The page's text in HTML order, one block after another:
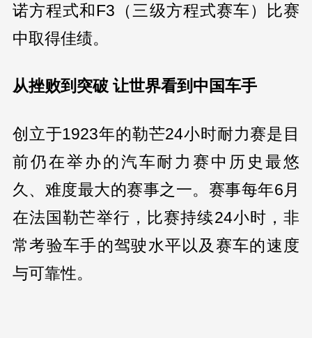
诺方程式和F3（三级方程式赛车）比赛
中取得佳绩。
从挫败到突破 让世界看到中国车手
创立于1923年的勒芒24小时耐力赛是目
前仍在举办的汽车耐力赛中历史最悠
久、难度最大的赛事之一。赛事每年6月
在法国勒芒举行，比赛持续24小时，非
常考验车手的驾驶水平以及赛车的速度
与可靠性。